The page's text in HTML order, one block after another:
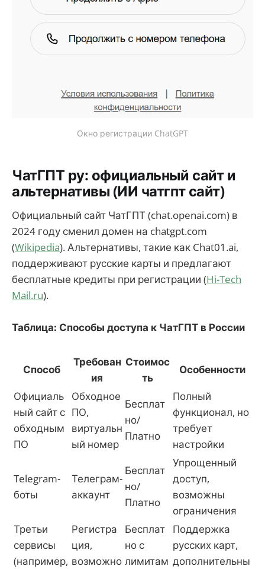
Окно регистрации ChatGPT
ЧатГПТ ру: официальный сайт и
альтернативы (ИИ чатгпт сайт)
Официальный сайт ЧатГПТ (chat.openai.com) в
2024 году сменил домен на chatgpt.com
(Wikipedia). Альтернативы, такие как Chat01.ai,
поддерживают русские карты и предлагают
бесплатные кредиты при регистрации (Hi-Tech
Mail.ru).
Таблица: Способы доступа к ЧатГПТ в России
Способ
Требован
ия
Стоимос
ть
Особенности
Официаль
ный сайт с
обходным
ПО
Обходное
ПО,
виртуальн
ый номер
Бесплат
но/
Платно
Полный
функционал, но
требует
настройки
Telegram-
боты
Телеграм-
аккаунт
Бесплат
но/
Платно
Упрощенный
доступ,
возможны
ограничения
Третьи
сервисы
(например,
Регистра
ция,
возможно
Бесплат
но с
лимитам
Поддержка
русских карт,
дополнительны